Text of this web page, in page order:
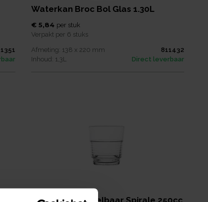
Waterkan Broc Bol Glas 1.30L
€ 5,84 per stuk
Verpakt per 6 stuks
Afmeting: 138 x 220 mm
Inhoud: 1,3L
811432
Direct leverbaar
Bekerglas Stapelbaar Spirale 250cc